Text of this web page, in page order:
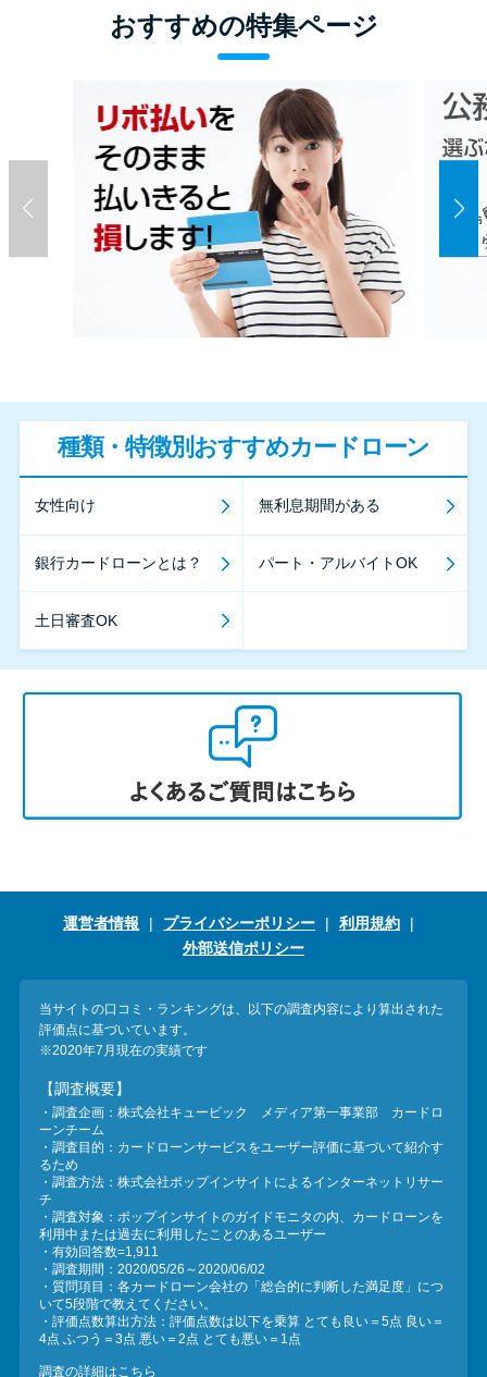
おすすめの特集ページ
種類・特徴別おすすめカードローン
女性向け 無利息期間がある
銀行カードローンとは？ パート・アルバイトOK
土日審査OK
運営者情報 プライバシーポリシー
利用規約
外部送信ポリシー
当サイトの口コミ・ランキングは、以下の調査内容により算出された
評価点に基づいています。
※2020年7月現在の実績です
【調査概要】
・調査企画：株式会社キュービック メディア第一事業部 カードロ
ーンチーム
・調査目的：カードローンサービスをユーザー評価に基づいて紹介す
るため
・調査方法：株式会社ポップインサイトによるインターネットリサー
チ
・調査対象：ポップインサイトのガイドモニタの内、カードローンを
利用中または過去に利用したことのあるユーザー
・有効回答数=1,911
・調査期間：2020/05/26～2020/06/02
・質問項目：各カードローン会社の「総合的に判断した満足度」につ
いて5段階で教えてください。
・評価点数算出方法：評価点数は以下を乗算 とても良い＝5点 良い＝
4点 ふつう＝3点 悪い＝2点 とても悪い＝1点
調査の詳細はこちら